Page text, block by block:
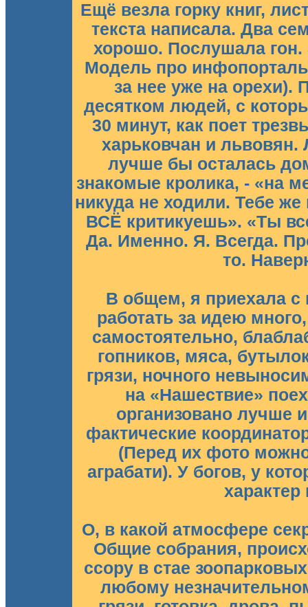
Ещё везла горку книг,
текста написала. Два
хорошо. Послушала гон.
Модель про
за нее уже на орехи).
десятком людей, с
30 минут, как поет
харьковчан и
лучше бы осталась
знакомые кролика, - «на
никуда не ходили. Тебе
ВСЁ критикуешь». «Ты
Да. Именно. Я. Всегда.
то.
В общем, я приехала
работать за идею
самостоятельно,
гопников, мяса,
грязи, ночного
на «Нашествие»
организовано лучше
фактические
(Перед их фото
аграбати). У богов, у
О, в какой атмосфере
Общие собрания,
ссору в стае
любому